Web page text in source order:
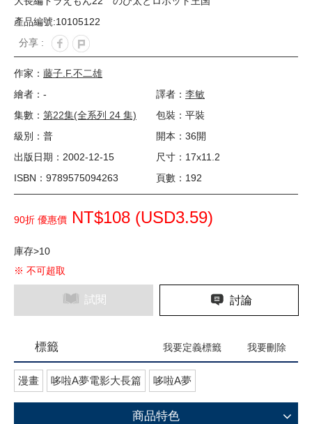
產品編號:10105122
分享 :
作家： 藤子.F.不二雄
繪者：-
譯者： 李敏
集數： 第22集(全系列 24 集)
包裝：平裝
級別：普
開本：36開
出版日期：2002-12-15
尺寸：17x11.2
ISBN：9789575094263
頁數：192
90折 優惠價 NT$108 (USD3.59)
庫存>10
※ 不可超取
試閱 討論
標籤 我要定義標籤 我要刪除
漫畫 哆啦A夢電影大長篇 哆啦A夢
商品特色